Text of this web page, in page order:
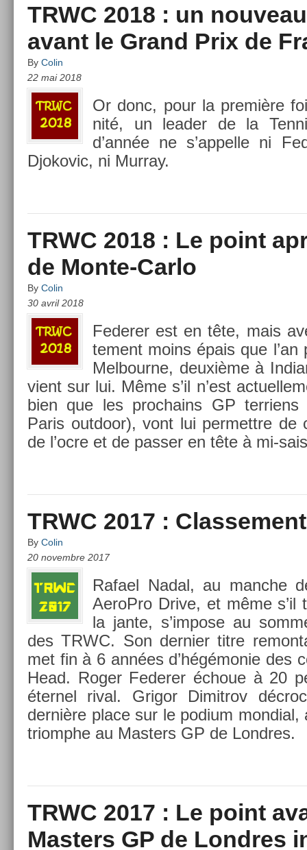
TRWC 2018 : un
avant le Grand Prix de
By Colin
22 mai 2018
Or donc, pour la première
nité, un lead­er de la
d’année ne s’ap­pelle ni
Djokovic, ni Mur­ray.
TRWC 2018 : Le point
de Monte-Carlo
By Colin
30 avril 2018
Feder­er est en tête, mais
te­ment moins épais que l’an
Mel­bour­ne, deuxième à
vient sur lui. Même s’il n’est
bien que les pro­chains GP
Paris out­door), vont lui per­mettre de
de l’ocre et de pass­er en tête à mi-
TRWC 2017 :
By Colin
20 novembre 2017
Rafael Nadal, au man­che
AeroP­ro Drive, et même s’il
la jante, s’im­pose au
des TRWC. Son de­rni­er titre
met fin à 6 années d’hégémonie des
Head. Roger Feder­er échoue à 20
éter­nel rival. Grigor Di­mit­rov
dernière place sur le podium mon­di­al,
tri­omphe au Mast­ers GP de Londres.
TRWC 2017 : Le point
Masters GP de Londres